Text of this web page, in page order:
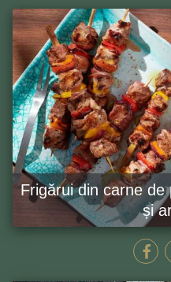
Frigărui din carne
și
155 MIN